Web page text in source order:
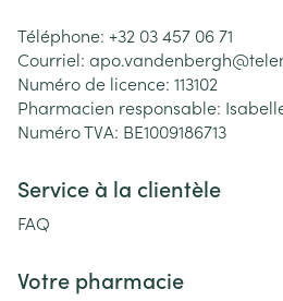
Téléphone: +32 03 457 06 71
Courriel: apo.vandenbergh@
Numéro de licence: 113102
Pharmacien responsable:
Numéro TVA: BE1009186713
Service à la clientèle
FAQ
Votre pharmacie